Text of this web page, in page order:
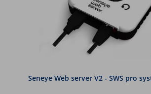
Seneye Web server V2 - SWS pro